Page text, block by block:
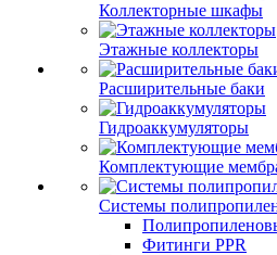
Коллекторные шкафы
Этажные коллекторы
Расширительные баки
Гидроаккумуляторы
Комплектующие
Системы
Фитинги PPR